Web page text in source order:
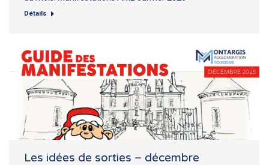
Détails
Les idées de sorties – décembre